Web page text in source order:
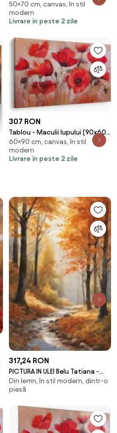
cm)
50×70 cm, canvas, în stil
modern
Livrare în peste 2 zile
307 RON
Tablou - Maculii lupului (90x60
cm)
60×90 cm, canvas, în stil
modern
Livrare în peste 2 zile
317,24 RON
PICTURA IN ULEI Belu Tatiana -
PEISAJ - BT-1008
Din lemn, în stil modern, dintr-o
piesă